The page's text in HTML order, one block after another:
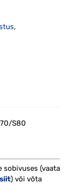
,
S80
(vaata
siit) või võta